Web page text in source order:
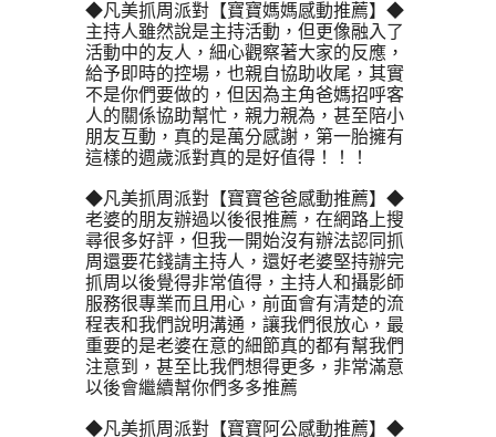
◆凡美抓周派對【寶寶媽媽感動推薦】◆
主持人雖然說是主持活動，但更像融入了
活動中的友人，細心觀察著大家的反應，
給予即時的控場，也親自協助收尾，其實
不是你們要做的，但因為主角爸媽招呼客
人的關係協助幫忙，親力親為，甚至陪小
朋友互動，真的是萬分感謝，第一胎擁有
這樣的週歲派對真的是好值得！！！
◆凡美抓周派對【寶寶爸爸感動推薦】◆
老婆的朋友辦過以後很推薦，在網路上搜
尋很多好評，但我一開始沒有辦法認同抓
周還要花錢請主持人，還好老婆堅持辦完
抓周以後覺得非常值得，主持人和攝影師
服務很專業而且用心，前面會有清楚的流
程表和我們說明溝通，讓我們很放心，最
重要的是老婆在意的細節真的都有幫我們
注意到，甚至比我們想得更多，非常滿意
以後會繼續幫你們多多推薦
◆凡美抓周派對【寶寶阿公感動推薦】◆